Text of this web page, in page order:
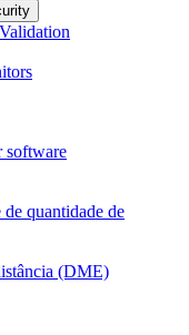
software
quantidade de
(DME)